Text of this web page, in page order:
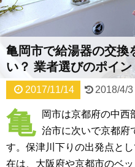
亀岡市で給湯器の交換
い？ 業者選びのポイン
2017/11/14 2018/4/3
亀
岡市は京都府の中西
治市に次いで京都府
す。保津川下りの出発点と
在は、大阪府や京都市のベ